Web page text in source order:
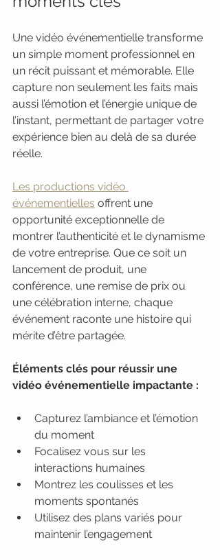
Une vidéo événementielle transforme
un simple moment professionnel en
un récit puissant et mémorable. Elle
capture non seulement les faits mais
aussi l’émotion et l’énergie unique de
l’instant, permettant de partager votre
expérience bien au delà de sa durée
réelle.
Les productions vidéo
événementielles offrent une
opportunité exceptionnelle de
montrer l’authenticité et le dynamisme
de votre entreprise. Que ce soit un
lancement de produit, une
conférence, une remise de prix ou
une célébration interne, chaque
événement raconte une histoire qui
mérite d’être partagée.
Éléments clés pour réussir une
vidéo événementielle impactante :
Capturez l’ambiance et l’émotion
du moment
Focalisez vous sur les
interactions humaines
Montrez les coulisses et les
moments spontanés
Utilisez des plans variés pour
maintenir l’engagement